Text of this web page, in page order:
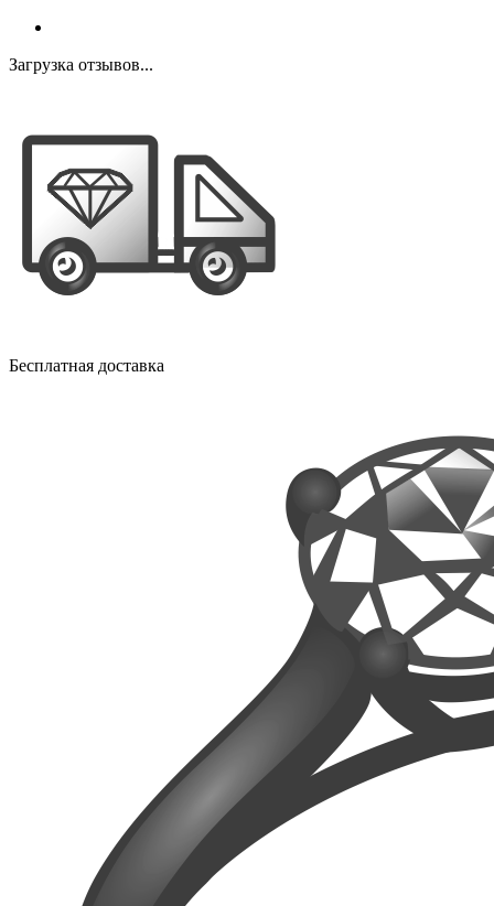
Загрузка отзывов...
Бесплатная доставка